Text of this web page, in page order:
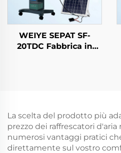
WEIYE SEPAT SF-
20TDC Fabbrica in
solare
La scelta del prodotto più
prezzo dei raffrescatori d'aria
numerosi vantaggi pratici
direttamente sul vostro